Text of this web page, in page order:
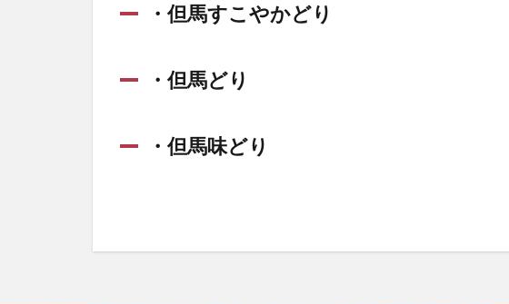
・ 但馬すこやかどり
・但馬どり
・但馬味どり